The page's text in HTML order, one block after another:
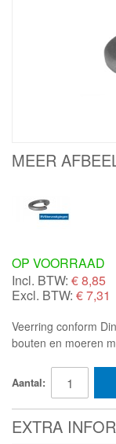
MEER
OP VOORRAAD
Incl. BTW: €8,85
Excl. BTW: € 7,31
Veerring conform
bouten en moeren
Aantal:
EXTRA